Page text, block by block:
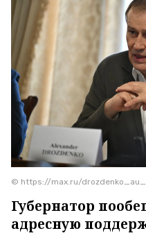
© https://max.ru/
Губернатор
адресную